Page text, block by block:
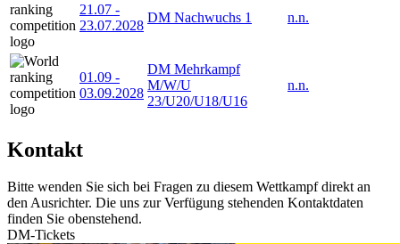
21.07 -
23.07.2028
DM Nachwuchs 1 n.n.
01.09 -
03.09.2028
DM Mehrkampf
M/W/U
23/U20/U18/U16
n.n.
Kontakt
Bitte wenden Sie sich bei Fragen zu diesem Wettkampf direkt an
den Ausrichter. Die uns zur Verfügung stehenden Kontaktdaten
finden Sie obenstehend.
DM-Tickets